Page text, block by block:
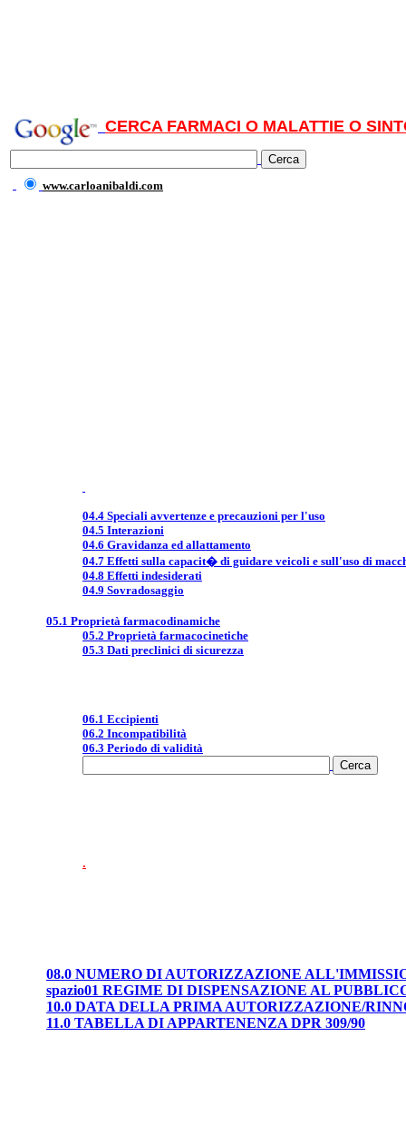
CERCA FARMACI O MALATTIE O
www.carloanibaldi.com
04.4 Speciali avvertenze e precauzioni per l'uso
04.5 Interazioni
04.6 Gravidanza ed allattamento
04.7 Effetti sulla capacit� di guidare veicoli e sull'uso di
04.8 Effetti indesiderati
04.9 Sovradosaggio
05.1 Proprietà farmacodinamiche
05.2 Proprietà farmacocinetiche
05.3 Dati preclinici di sicurezza
06.1 Eccipienti
06.2 Incompatibilità
06.3 Periodo di validità
.
08.0 NUMERO DI AUTORIZZAZIONE
spazio01 REGIME DI DISPENSAZIONE AL
10.0 DATA DELLA PRIMA AUTORIZZAZIONE/
11.0 TABELLA DI APPARTENENZA DPR 309/90